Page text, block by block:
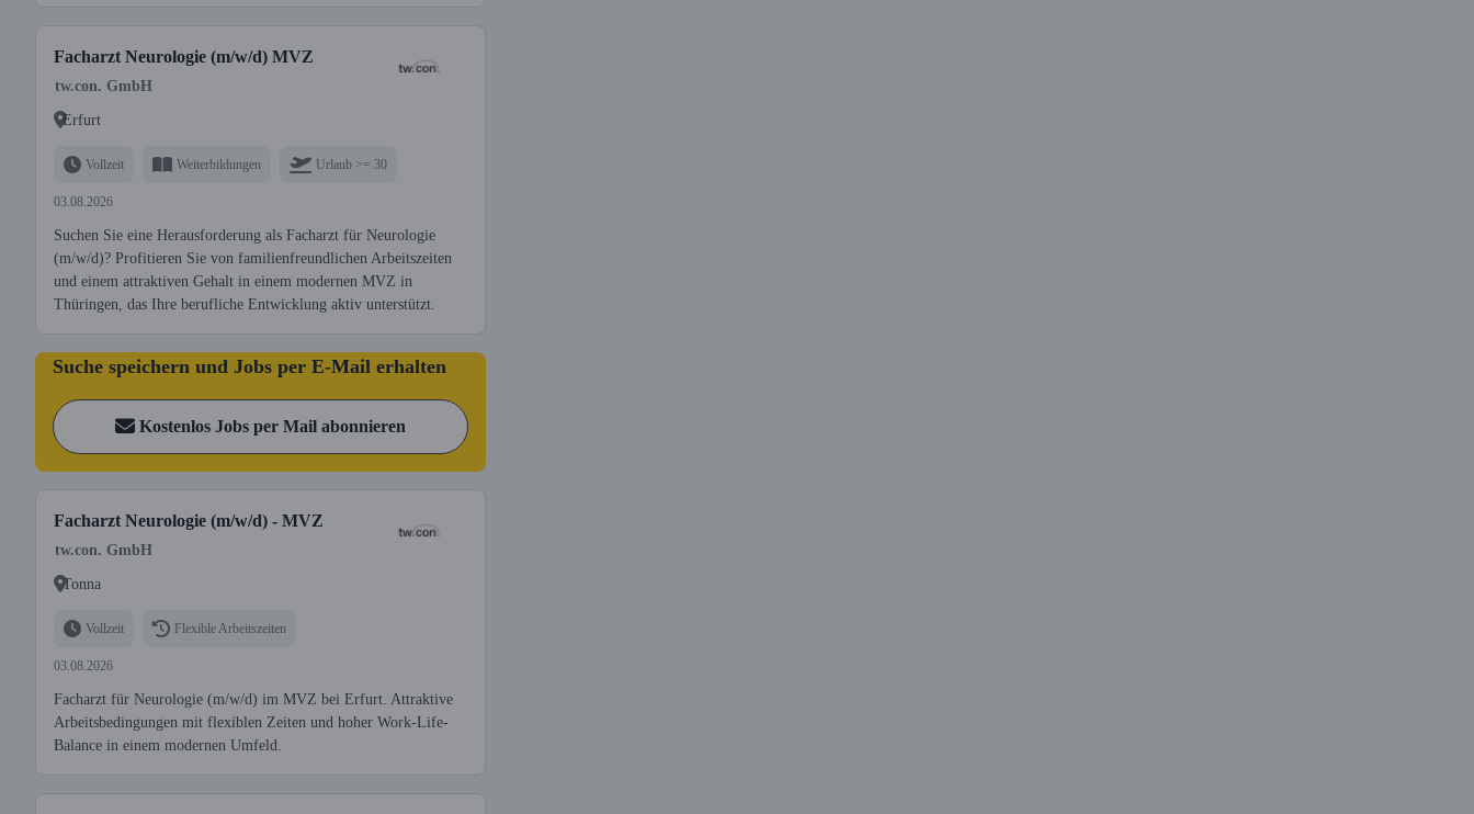
Facharzt Neurologie (m/w/d) MVZ
tw.con. GmbH
Erfurt
Vollzeit Weiterbildungen Urlaub >= 30
03.08.2026
Suchen Sie eine Herausforderung als Facharzt für Neurologie
(m/w/d)? Profitieren Sie von familienfreundlichen Arbeitszeiten
und einem attraktiven Gehalt in einem modernen MVZ in
Thüringen, das Ihre berufliche Entwicklung aktiv unterstützt.
Suche speichern und Jobs per E-Mail erhalten
Kostenlos Jobs per Mail abonnieren
Facharzt Neurologie (m/w/d) - MVZ
tw.con. GmbH
Tonna
Vollzeit Flexible Arbeitszeiten
03.08.2026
Facharzt für Neurologie (m/w/d) im MVZ bei Erfurt. Attraktive
Arbeitsbedingungen mit flexiblen Zeiten und hoher Work-Life-
Balance in einem modernen Umfeld.